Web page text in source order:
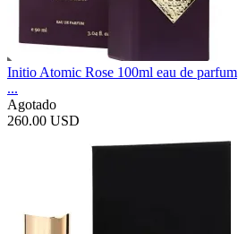
Initio Atomic Rose 100ml eau de parfum
...
Agotado
260.00 USD